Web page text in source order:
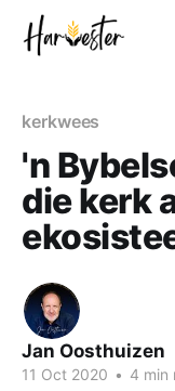
kerkwees
'n
die kerk
Jan Oosthuizen
11 Oct 2020 • 4 min